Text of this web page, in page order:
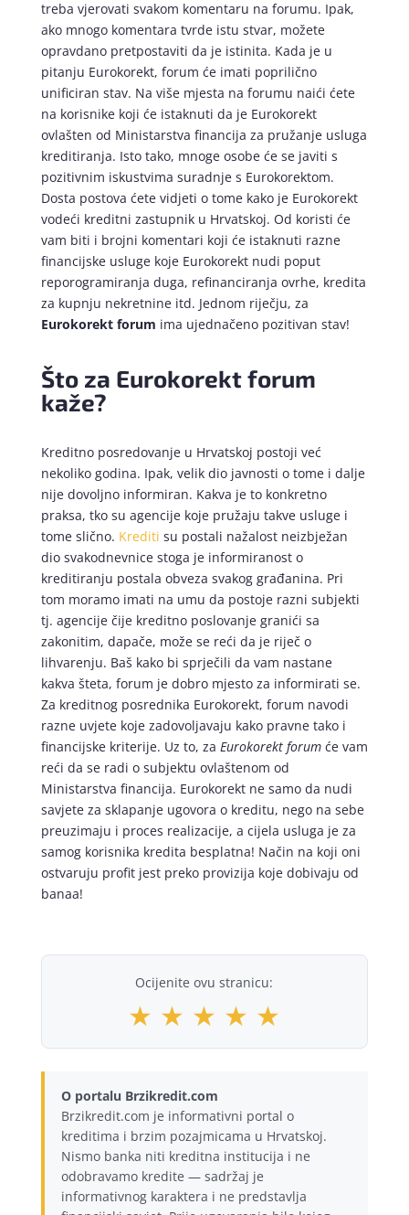
treba vjerovati svakom komentaru na forumu. Ipak,
ako mnogo komentara tvrde istu stvar, možete
opravdano pretpostaviti da je istinita. Kada je u
pitanju Eurokorekt, forum će imati poprilično
unificiran stav. Na više mjesta na forumu naići ćete
na korisnike koji će istaknuti da je Eurokorekt
ovlašten od Ministarstva financija za pružanje usluga
kreditiranja. Isto tako, mnoge osobe će se javiti s
pozitivnim iskustvima suradnje s Eurokorektom.
Dosta postova ćete vidjeti o tome kako je Eurokorekt
vodeći kreditni zastupnik u Hrvatskoj. Od koristi će
vam biti i brojni komentari koji će istaknuti razne
financijske usluge koje Eurokorekt nudi poput
reporogramiranja duga, refinanciranja ovrhe, kredita
za kupnju nekretnine itd. Jednom riječju, za
Eurokorekt forum ima ujednačeno pozitivan stav!
Što za Eurokorekt forum
kaže?
Kreditno posredovanje u Hrvatskoj postoji već
nekoliko godina. Ipak, velik dio javnosti o tome i dalje
nije dovoljno informiran. Kakva je to konkretno
praksa, tko su agencije koje pružaju takve usluge i
tome slično. Krediti su postali nažalost neizbježan
dio svakodnevnice stoga je informiranost o
kreditiranju postala obveza svakog građanina. Pri
tom moramo imati na umu da postoje razni subjekti
tj. agencije čije kreditno poslovanje granići sa
zakonitim, dapače, može se reći da je riječ o
lihvarenju. Baš kako bi sprječili da vam nastane
kakva šteta, forum je dobro mjesto za informirati se.
Za kreditnog posrednika Eurokorekt, forum navodi
razne uvjete koje zadovoljavaju kako pravne tako i
financijske kriterije. Uz to, za Eurokorekt forumće vam
reći da se radi o subjektu ovlaštenom od
Ministarstva financija. Eurokorekt ne samo da nudi
savjete za sklapanje ugovora o kreditu, nego na sebe
preuzimaju i proces realizacije, a cijela usluga je za
samog korisnika kredita besplatna! Način na koji oni
ostvaruju profit jest preko provizija koje dobivaju od
banaa!
Ocijenite ovu stranicu:
★ ★ ★ ★ ★
O portalu Brzikredit.com
Brzikredit.com je informativni portal o
kreditima i brzim pozajmicama u Hrvatskoj.
Nismo banka niti kreditna institucija i ne
odobravamo kredite — sadržaj je
informativnog karaktera i ne predstavlja